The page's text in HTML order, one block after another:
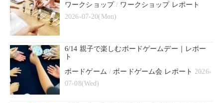
ワークショップ/ ワークショップ レポート
2026-07-20(Mon)
6/14 親子で楽しむボードゲームデー｜レポー
ト
ボードゲーム / ボードゲーム会 レポート 2026-
07-08(Wed)